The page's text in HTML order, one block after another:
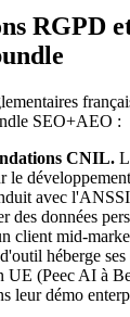
RGPD
SEO+AEO :
CNIL.
le
avec
des données
client mid-
héberge
UE (Peec AI à
leur démo